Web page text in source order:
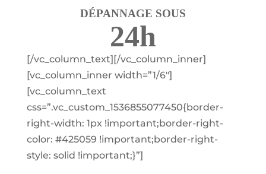
DÉPANNAGE SOUS
24h
[/vc_column_text][/vc_column_inner]
[vc_column_inner width=”1/6″]
[vc_column_text
css=”.vc_custom_1536855077450{border-
right-width: 1px !important;border-right-
color: #425059 !important;border-right-
style: solid !important;}”]